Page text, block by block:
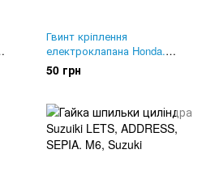
Гвинт кріплення
електроклапана Honda.
Оригінал 93892-0400808
50 грн